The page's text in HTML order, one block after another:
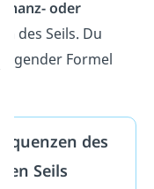
oder
des Seils. Du
Formel
des
Seils